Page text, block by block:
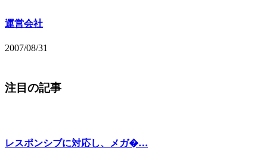
運営会社
2007/08/31
注目の記事
レスポンシブに対応し、メガ�…